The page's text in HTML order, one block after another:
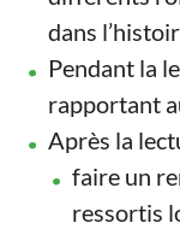
dans
Pendant la
rapportant
Après la
faire un
ressortis